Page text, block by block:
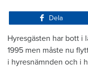
Dela
Hyresgästen har bott i
1995 men måste nu
i hyresnämnden och i